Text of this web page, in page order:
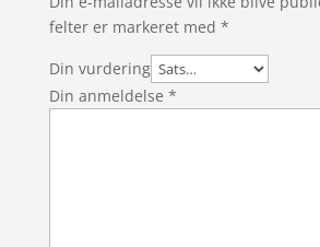
felter er markeret med *
Din vurdering
Din anmeldelse *